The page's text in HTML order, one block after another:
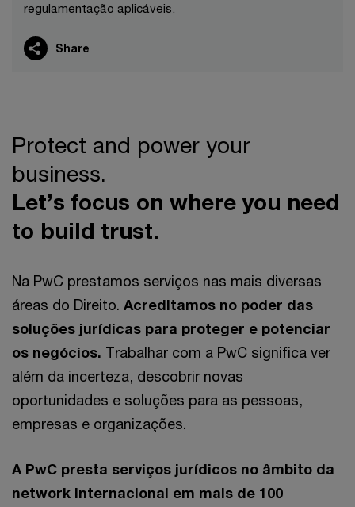
regulamentação aplicáveis.
Share
Protect and power your
business.
Let’s focus on where you need
to build trust.
Na PwC prestamos serviços nas mais diversas
áreas do Direito. Acreditamos no poder das
soluções jurídicas para proteger e potenciar
os negócios. Trabalhar com a PwC significa ver
além da incerteza, descobrir novas
oportunidades e soluções para as pessoas,
empresas e organizações.
A PwC presta serviços jurídicos no âmbito da
network internacional em mais de 100